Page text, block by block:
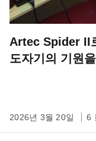
Artec Spider II
도자기의 기원
2026년 3월 20일 6